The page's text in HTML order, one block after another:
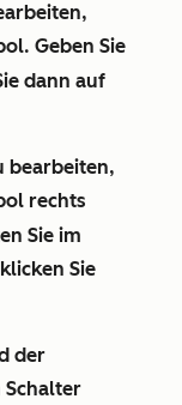
. Geben Sie
dann auf
bearbeiten,
rechts
Sie im
Sie
der
Schalter